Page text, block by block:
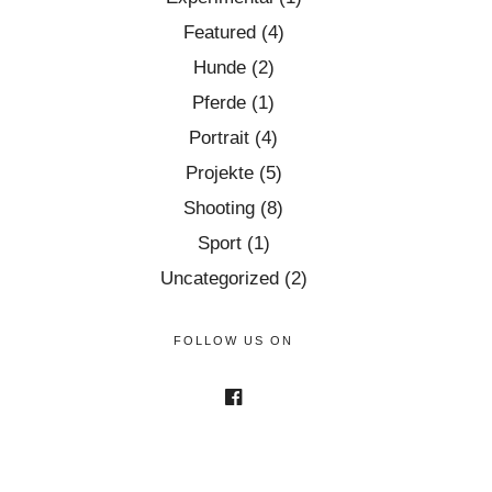
Featured(4)
Hunde(2)
Pferde (1)
Portrait (4)
Projekte(5)
Shooting (8)
Sport(1)
Uncategorized(2)
FOLLOW US ON